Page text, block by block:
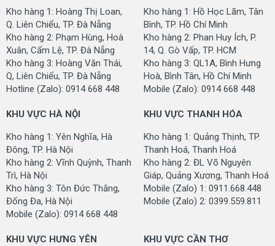
Kho hàng 1: Hoàng Thị Loan,
Q. Liên Chiểu, TP. Đà Nẵng
Kho hàng 2: Phạm Hùng, Hoà
Xuân, Cẩm Lệ, TP. Đà Nẵng
Kho hàng 3: Hoàng Văn Thái,
Q, Liên Chiểu, TP. Đà Nẵng
Hotline (Zalo): 0914 668 448
Kho hàng 1: Hồ Học Lãm, Tân
Bình, TP. Hồ Chí Minh
Kho hàng 2: Phan Huy Ích, P.
14, Q. Gò Vấp, TP. HCM
Kho hàng 3: QL1A, Bình Hưng
Hoà, Bình Tân, Hồ Chí Minh
Mobile (Zalo): 0914 668 448
KHU VỰC HÀ NỘI
Kho hàng 1: Yên Nghĩa, Hà
Đông, TP. Hà Nội
Kho hàng 2: Vĩnh Quỳnh, Thanh
Trì, Hà Nội
Kho hàng 3: Tôn Đức Thắng,
Đống Đa, Hà Nội
Mobile (Zalo): 0914 668 448
KHU VỰC THANH HÓA
Kho hàng 1: Quảng Thịnh, TP.
Thanh Hoá, Thanh Hoá
Kho hàng 2: ĐL Võ Nguyên
Giáp, Quảng Xương, Thanh Hoá
Mobile (Zalo) 1: 0911.668.448
Mobile (Zalo) 2: 0399.559.811
KHU VỰC HƯNG YÊN KHU VỰC CẦN THƠ